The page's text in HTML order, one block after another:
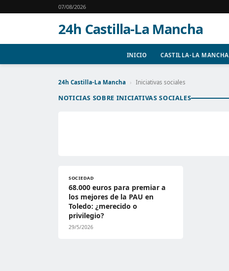
07/08/2026
24h Castilla-La Mancha
INICIO CASTILLA-LA MANCHA
24h Castilla-La Mancha › Iniciativas sociales
NOTICIAS SOBRE INICIATIVAS SOCIALES
SOCIEDAD
68.000 euros para premiar a
los mejores de la PAU en
Toledo: ¿merecido o
privilegio?
29/5/2026